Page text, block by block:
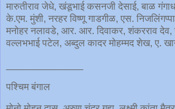
मारुतीराव जेधे, खंडूभाई कसनजी देसाई, बाळ
के.एम. मुंशी, नरहर विष्णू गाडगीळ, एस.
मनोहर नलावडे, आर. आर. दिवाकर, शंकरराव देव,
वल्लभभाई पटेल, अब्दुल कादर मोहम्मद शेख, ए.
पश्चिम बंगाल